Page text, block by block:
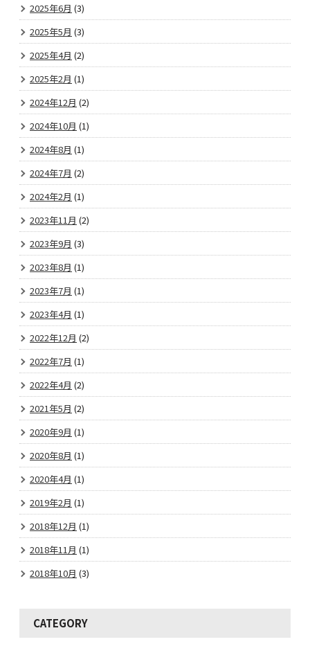
2025年6月 (3)
2025年5月 (3)
2025年4月 (2)
2025年2月 (1)
2024年12月 (2)
2024年10月 (1)
2024年8月 (1)
2024年7月 (2)
2024年2月 (1)
2023年11月 (2)
2023年9月 (3)
2023年8月 (1)
2023年7月 (1)
2023年4月 (1)
2022年12月 (2)
2022年7月 (1)
2022年4月 (2)
2021年5月 (2)
2020年9月 (1)
2020年8月 (1)
2020年4月 (1)
2019年2月 (1)
2018年12月 (1)
2018年11月 (1)
2018年10月 (3)
CATEGORY